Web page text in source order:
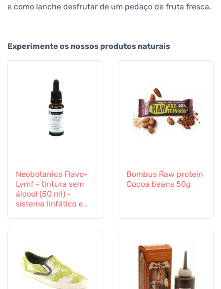
e como lanche desfrutar de um pedaço de fruta fresca.
Experimente os nossos produtos naturais
Neobotanics Flavo-
Lymf - tintura sem
álcool (50 ml) -
sistema linfático e
Bombus Raw protein
Cocoa beans 50g